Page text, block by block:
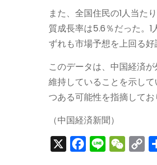
また、全国住民の1人当た
質成長率は5.6％だった。
ずれも市場予想を上回る好
このデータは、中国経済
維持していることを示し
つある可能性を指摘してお
（中国経済新聞）
X F
a
Li
n
W
e
C
o